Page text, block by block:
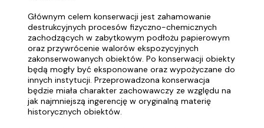
Głównym celem konserwacji jest zahamowanie
destrukcyjnych procesów fizyczno-chemicznych
zachodzących w zabytkowym podłożu papierowym
oraz przywrócenie walorów ekspozycyjnych
zakonserwowanych obiektów. Po konserwacji obiekty
będą mogły być eksponowane oraz wypożyczane do
innych instytucji. Przeprowadzona konserwacja
będzie miała charakter zachowawczy ze względu na
jak najmniejszą ingerencję w oryginalną materię
historycznych obiektów.